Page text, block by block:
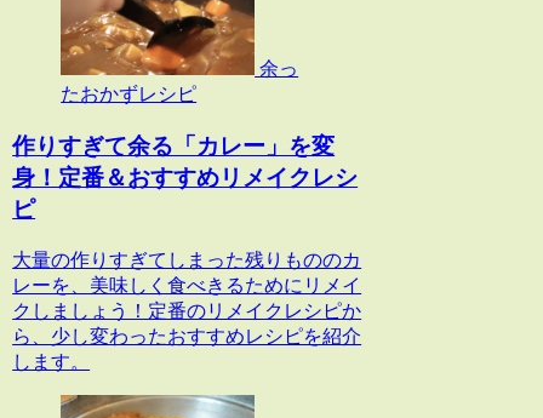
余っ
たおかずレシピ
作りすぎて余る「カレー」を変
身！定番＆おすすめリメイクレシ
ピ
大量の作りすぎてしまった残りもののカ
レーを、美味しく食べきるためにリメイ
クしましょう！定番のリメイクレシピか
ら、少し変わったおすすめレシピを紹介
します。